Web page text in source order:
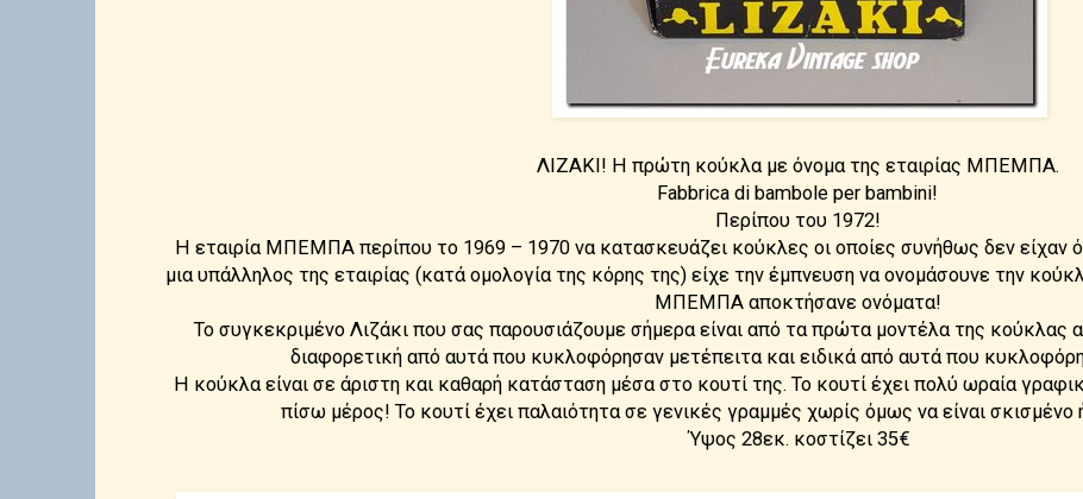
ΛΙΖΑΚΙ! Η πρώτη κούκλα με όνομα της εταιρίας ΜΠΕΜΠΑ.
Fabbrica di bambole per bambini!
Περίπου του 1972!
Η εταιρία ΜΠΕΜΠΑ περίπου το 1969 – 1970 να κατασκευάζει κούκλες οι οποίες συνήθως δεν είχαν
μια υπάλληλος της εταιρίας (κατά ομολογία της κόρης της) είχε την έμπνευση να ονομάσουνε την
ΜΠΕΜΠΑ αποκτήσανε ονόματα!
Το συγκεκριμένο Λιζάκι που σας παρουσιάζουμε σήμερα είναι από τα πρώτα μοντέλα της κούκλας
διαφορετική από αυτά που κυκλοφόρησαν μετέπειτα και ειδικά από αυτά που
Η κούκλα είναι σε άριστη και καθαρή κατάσταση μέσα στο κουτί της. Το κουτί έχει πολύ ωραία
πίσω μέρος! Το κουτί έχει παλαιότητα σε γενικές γραμμές χωρίς όμως να είναι σκισμένο
Ύψος 28εκ. κοστίζει 35€